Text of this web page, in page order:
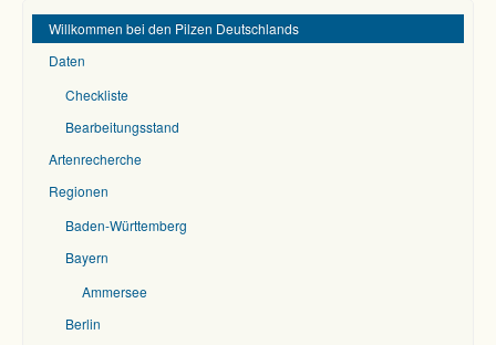
Willkommen bei den Pilzen Deutschlands
Daten
Checkliste
Bearbeitungsstand
Artenrecherche
Regionen
Baden-Württemberg
Bayern
Ammersee
Berlin